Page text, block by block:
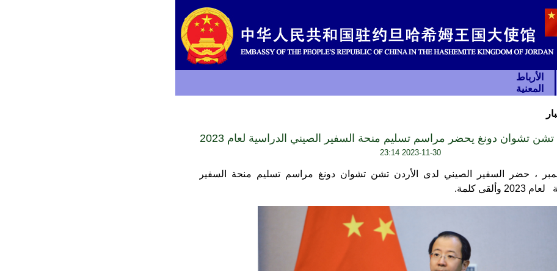
الأرباط
المعنية
تشن تشوان دونغ يحضر مراسم تسليم منحة السفير الصيني الدراسية لعام 2023
2023-11-30 23:14
نوفمبر ، حضر السفير الصيني لدى الأردن تشن تشوان دونغ مراسم تسليم منحة السفير
وألقى كلمة.